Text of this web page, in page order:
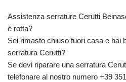
Assistenza serrature Cerutti
è rotta?
Sei rimasto chiuso fuori casa e hai
serratura Cerutti?
Se devi riparare una serratura
telefonare al nostro numero +39